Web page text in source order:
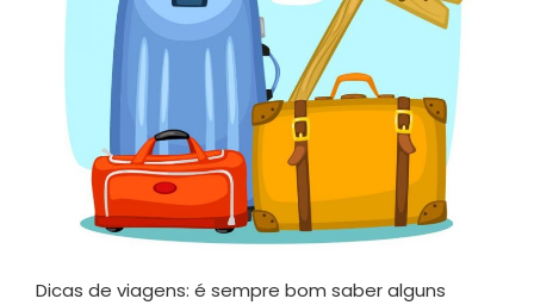
Dicas de viagens: é sempre bom saber alguns